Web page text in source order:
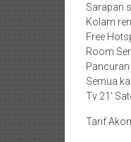
Sarapan
Kolam
Free
Room
Pancuran
Semua
Tv 21′
Tarif